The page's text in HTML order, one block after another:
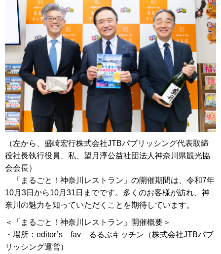
（左から、盛崎宏行株式会社JTBパブリッシング代表取締
役社長執行役員、私、望月淳公益社団法人神奈川県観光協
会会長）
「まるごと！神奈川レストラン」の開催期間は、令和7年
10月3日から10月31日までです。多くのお客様が訪れ、神
奈川の魅力を知っていただくことを期待しています。
＜「まるごと！神奈川レストラン」開催概要＞
・場所：editor’s fav るるぶキッチン（株式会社JTBパブ
リッシング運営）